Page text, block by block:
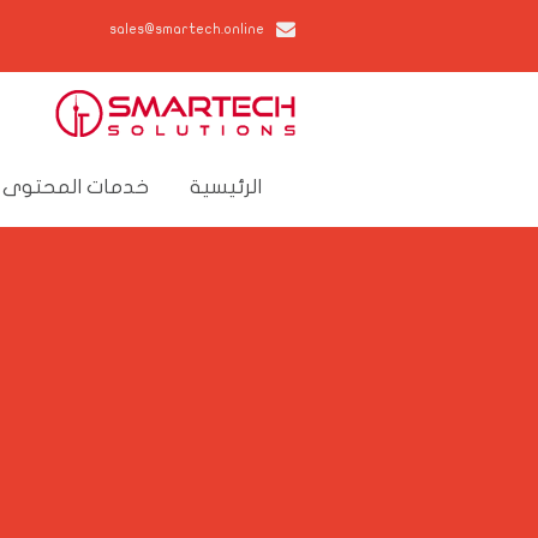
sales@smartech.online
الرئيسية خدمات المحتوى